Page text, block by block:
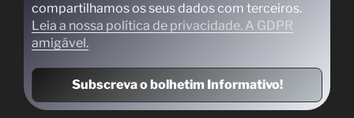
compartilhamos os seus dados com terceiros.
Leia a nossa política de privacidade. A GDPR
amigável.